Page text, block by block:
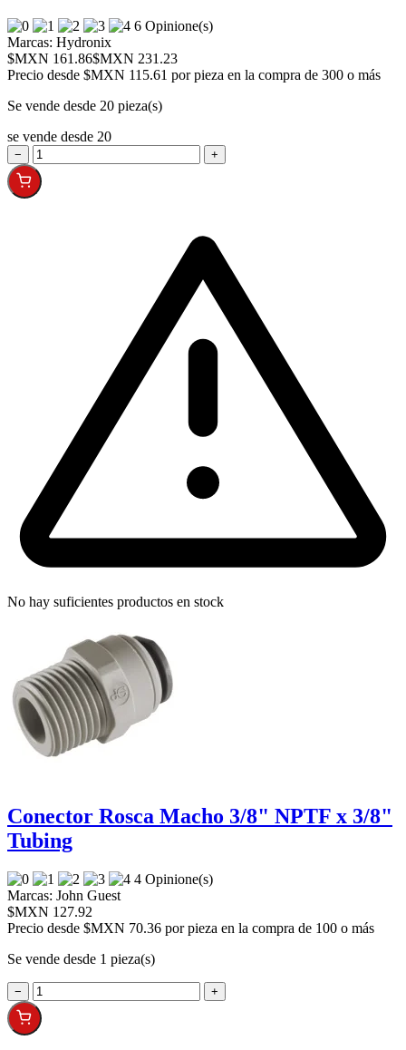
6 Opinione(s)
Marcas: Hydronix
$MXN 161.86$MXN 231.23
Precio desde $MXN 115.61 por pieza en la compra de 300 o más
Se vende desde 20 pieza(s)
se vende desde 20
− +
No hay suficientes productos en stock
Conector Rosca Macho 3/8" NPTF x 3/8"
Tubing
4 Opinione(s)
Marcas: John Guest
$MXN 127.92
Precio desde $MXN 70.36 por pieza en la compra de 100 o más
Se vende desde 1 pieza(s)
− +